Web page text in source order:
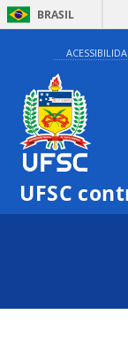
BRASIL
UFSC